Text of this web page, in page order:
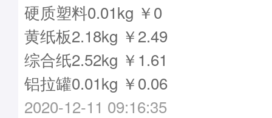
硬质塑料0.01kg ￥0
黄纸板2.18kg ￥2.49
综合纸2.52kg ￥1.61
铝拉罐0.01kg ￥0.06
2020-12-11 09:16:35